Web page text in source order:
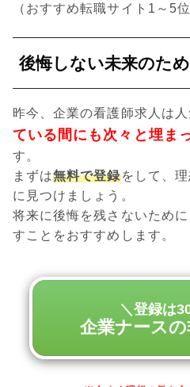
（おすすめ転職サイト1～5
後悔しない未来のた
昨今、企業の看護師求人は
ている間にも次々と埋ま
す。
まずは無料で登録をして、
に見つけましょう。
将来に後悔を残さないため
すことをおすすめします。
＼登録は
企業ナースの